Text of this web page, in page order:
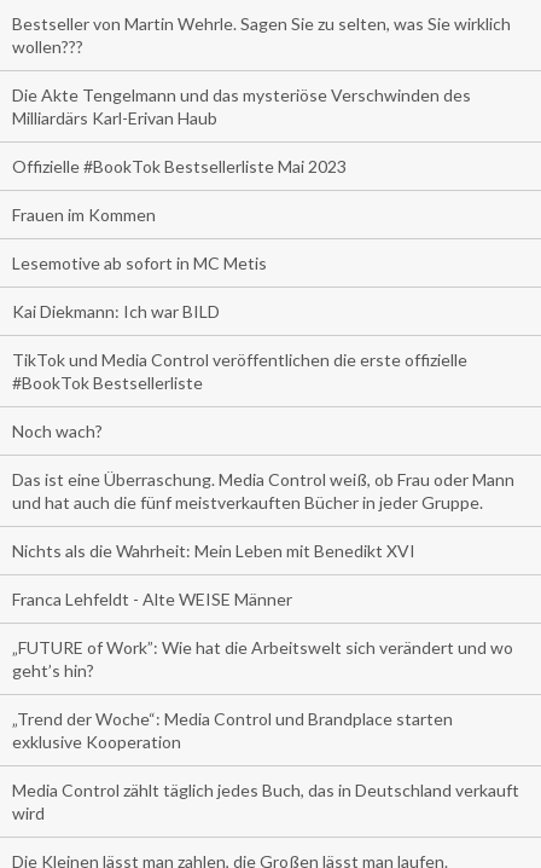
Bestseller von Martin Wehrle. Sagen Sie zu selten, was Sie wirklich
wollen???
Die Akte Tengelmann und das mysteriöse Verschwinden des
Milliardärs Karl-Erivan Haub
Offizielle #BookTok Bestsellerliste Mai 2023
Frauen im Kommen
Lesemotive ab sofort in MC Metis
Kai Diekmann: Ich war BILD
TikTok und Media Control veröffentlichen die erste offizielle
#BookTok Bestsellerliste
Noch wach?
Das ist eine Überraschung. Media Control weiß, ob Frau oder Mann
und hat auch die fünf meistverkauften Bücher in jeder Gruppe.
Nichts als die Wahrheit: Mein Leben mit Benedikt XVI
Franca Lehfeldt - Alte WEISE Männer
„FUTURE of Work”: Wie hat die Arbeitswelt sich verändert und wo
geht’s hin?
„Trend der Woche“: Media Control und Brandplace starten
exklusive Kooperation
Media Control zählt täglich jedes Buch, das in Deutschland verkauft
wird
Die Kleinen lässt man zahlen, die Großen lässt man laufen.